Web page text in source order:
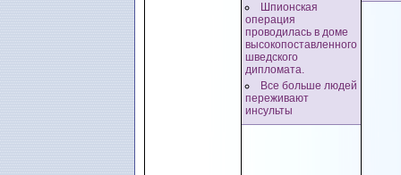
Шпионская
операция
проводилась в доме
высокопоставленного
шведского
дипломата.
Все больше людей
переживают
инсульты